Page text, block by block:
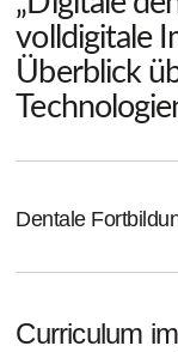
volldigitale
Überblick
Dentale
Curriculum